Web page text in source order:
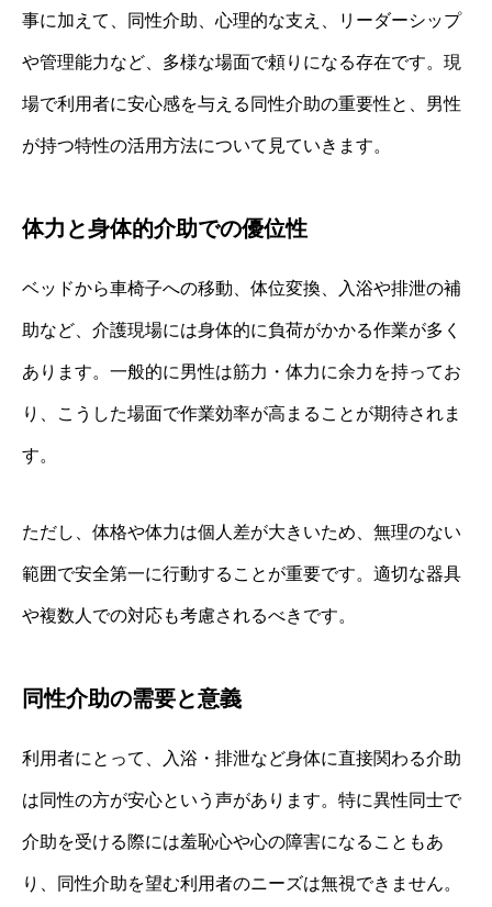
事に加えて、同性介助、心理的な支え、リーダーシップ
や管理能力など、多様な場面で頼りになる存在です。現
場で利用者に安心感を与える同性介助の重要性と、男性
が持つ特性の活用方法について見ていきます。
体力と身体的介助での優位性
ベッドから車椅子への移動、体位変換、入浴や排泄の補
助など、介護現場には身体的に負荷がかかる作業が多く
あります。一般的に男性は筋力・体力に余力を持ってお
り、こうした場面で作業効率が高まることが期待されま
す。
ただし、体格や体力は個人差が大きいため、無理のない
範囲で安全第一に行動することが重要です。適切な器具
や複数人での対応も考慮されるべきです。
同性介助の需要と意義
利用者にとって、入浴・排泄など身体に直接関わる介助
は同性の方が安心という声があります。特に異性同士で
介助を受ける際には羞恥心や心の障害になることもあ
り、同性介助を望む利用者のニーズは無視できません。